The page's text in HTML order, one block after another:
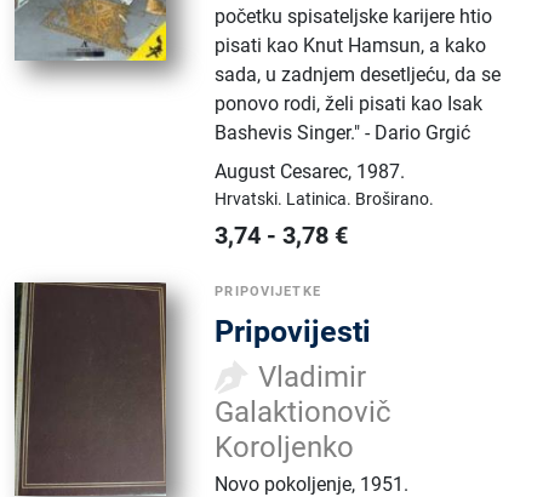
početku spisateljske karijere htio
pisati kao Knut Hamsun, a kako
sada, u zadnjem desetljeću, da se
ponovo rodi, želi pisati kao Isak
Bashevis Singer." - Dario Grgić
August Cesarec, 1987.
Hrvatski. Latinica. Broširano.
3,74 -3,78 €
PRIPOVIJETKE
Pripovijesti
Vladimir
Galaktionovič
Koroljenko
Novo pokoljenje, 1951.